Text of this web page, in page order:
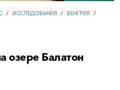
/ ИССЛЕДОВАНИЯ / ВЕНГРИЯ /
озере Балатон